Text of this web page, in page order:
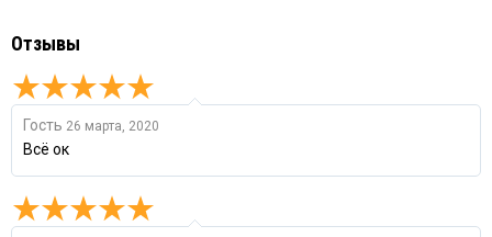
Отзывы
Гость 26 марта, 2020
Всё ок